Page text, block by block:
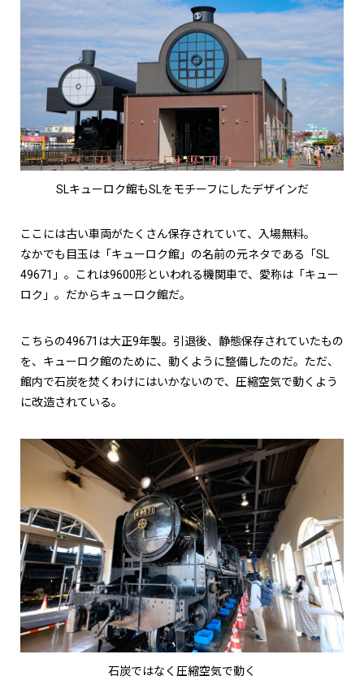
SLキューロク館もSLをモチーフにしたデザインだ
ここには古い車両がたくさん保存されていて、入場無料。
なかでも目玉は「キューロク館」の名前の元ネタである「SL
49671」。これは9600形といわれる機関車で、愛称は「キュー
ロク」。だからキューロク館だ。
こちらの49671は大正9年製。引退後、静態保存されていたもの
を、キューロク館のために、動くように整備したのだ。ただ、
館内で石炭を焚くわけにはいかないので、圧縮空気で動くよう
に改造されている。
石炭ではなく圧縮空気で動く